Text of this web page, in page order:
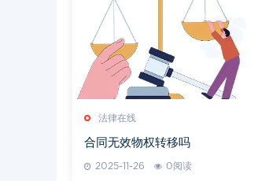
法律在线
合同无效物权转移吗
2025-11-26 0阅读